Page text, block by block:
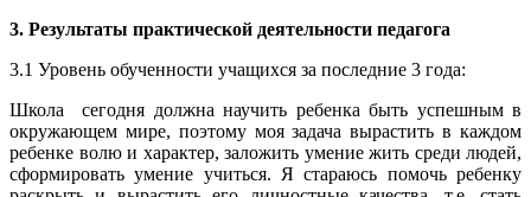
3. Результаты практической деятельности педагога
3.1 Уровень обученности учащихся за последние 3 года:
Школа сегодня должна научить ребенка быть успешным в
окружающем мире, поэтому моя задача вырастить в каждом
ребенке волю и характер, заложить умение жить среди людей,
сформировать умение учиться. Я стараюсь помочь ребенку